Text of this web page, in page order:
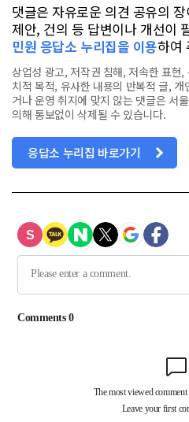
댓글은 자유로운 의견 공유의
제안, 건의 등 답변이나 개선이
민원 응답소 누리집을 이용하여
상업성 광고, 저작권 침해, 저속한 표현
치적 목적, 유사한 내용의 반복적 글,
거나 운영 취지에 맞지 않는 댓글은 서
의해 통보없이 삭제될 수 있습니다.
응답소 누리집 바로가기